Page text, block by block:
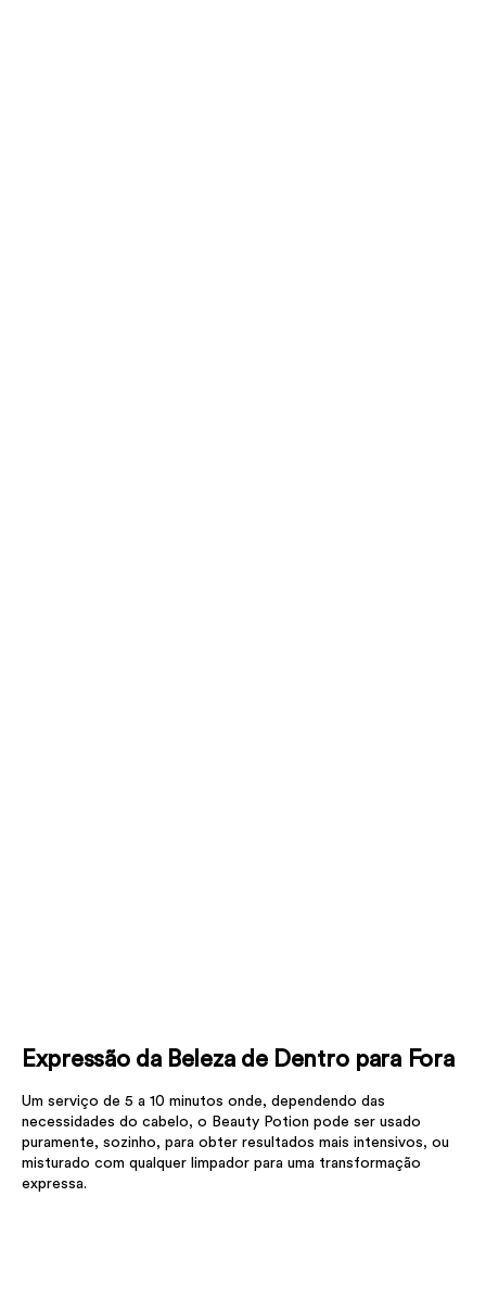
Expressão da Beleza de Dentro para Fora
Um serviço de 5 a 10 minutos onde, dependendo das
necessidades do cabelo, o Beauty Potion pode ser usado
puramente, sozinho, para obter resultados mais intensivos, ou
misturado com qualquer limpador para uma transformação
expressa.